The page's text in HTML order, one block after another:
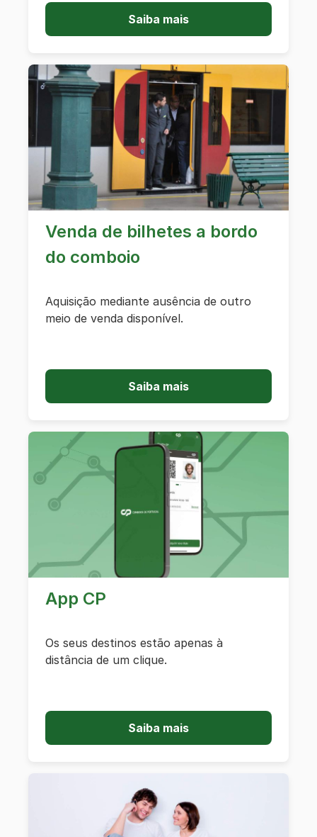
Saiba mais
Venda de bilhetes a bordo
do comboio
Aquisição mediante ausência de outro
meio de venda disponível.
Saiba mais
App CP
Os seus destinos estão apenas à
distância de um clique.
Saiba mais